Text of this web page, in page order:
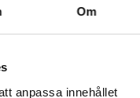
Om
anpassa innehållet
denna modellen
år 1840, och är